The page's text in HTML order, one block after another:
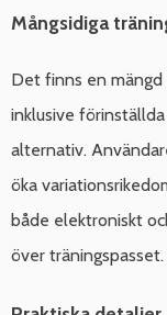
Mångsidiga
Det finns en
inklusive
alternativ.
öka
både elektroniskt
över träningspasset.